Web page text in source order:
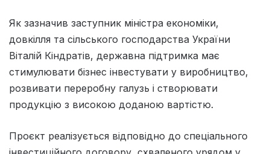
Як зазначив заступник міністра економіки,
довкілля та сільського господарства України
Віталій Кіндратів, державна підтримка має
стимулювати бізнес інвестувати у виробництво,
розвивати переробну галузь і створювати
продукцію з високою доданою вартістю.
Проєкт реалізується відповідно до спеціального